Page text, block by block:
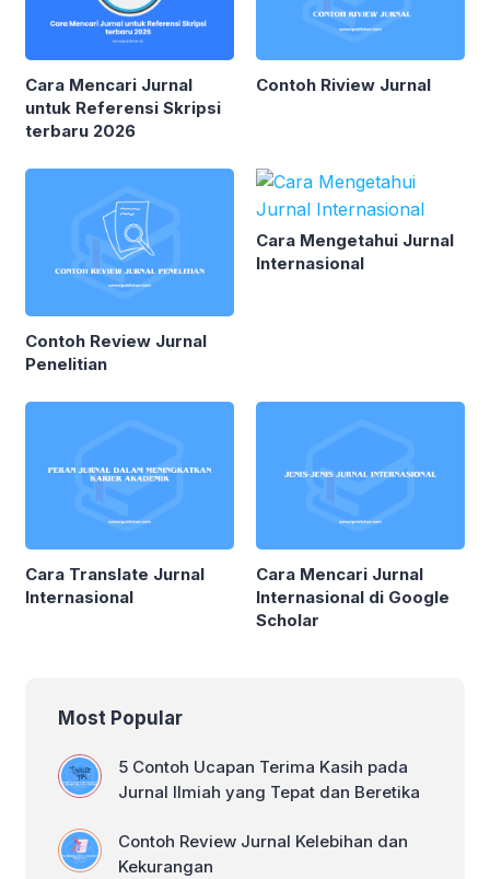
Cara Mencari Jurnal
untuk Referensi Skripsi
terbaru 2026
Contoh Riview Jurnal
Contoh Review Jurnal
Penelitian
Cara Mengetahui Jurnal
Internasional
Cara Translate Jurnal
Internasional
Cara Mencari Jurnal
Internasional di Google
Scholar
Most Popular
5 Contoh Ucapan Terima Kasih pada
Jurnal Ilmiah yang Tepat dan Beretika
Contoh Review Jurnal Kelebihan dan
Kekurangan